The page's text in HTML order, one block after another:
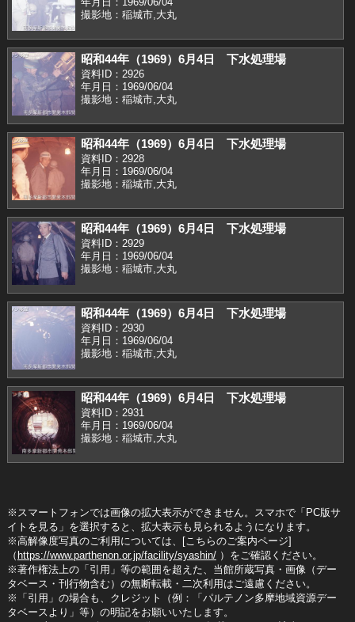
撮影地：稲城市,大丸
昭和44年（1969）6月4日 下水処理場
資料ID：2926
年月日：1969/06/04
撮影地：稲城市,大丸
昭和44年（1969）6月4日 下水処理場
資料ID：2928
年月日：1969/06/04
撮影地：稲城市,大丸
昭和44年（1969）6月4日 下水処理場
資料ID：2929
年月日：1969/06/04
撮影地：稲城市,大丸
昭和44年（1969）6月4日 下水処理場
資料ID：2930
年月日：1969/06/04
撮影地：稲城市,大丸
昭和44年（1969）6月4日 下水処理場
資料ID：2931
年月日：1969/06/04
撮影地：稲城市,大丸
※スマートフォンでは画像の拡大表示ができません。スマホで「PC版サ
イトを見る」を選択すると、拡大表示も見られるようになります。
※高解像度写真のご利用については、[こちらのご案内ページ]
（ https://www.parthenon.or.jp/facility/syashin/）をご確認ください。
※著作権法上の「引用」等の範囲を超えた、当館所蔵写真・画像（デー
タベース・刊行物含む）の無断転載・二次利用はご遠慮ください。
※「引用」の場合も、クレジット（例：「パルテノン多摩地域資源デー
タベースより」等）の明記をお願いいたします。